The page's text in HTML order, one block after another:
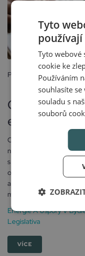
Posted
Co to je a k
energetické
Co to je a k čemu slouží
někdy řešili prodej nebo
s pojmem PENB
o důležité (a navíc i
a nákladech na energie
mělo zajímat?Abyste
Energie A Úspory V
Legislativa
VÍCE
Tyto
Tyto webové
cookie ke
Používáním
souhlasíte
souladu s
souborů